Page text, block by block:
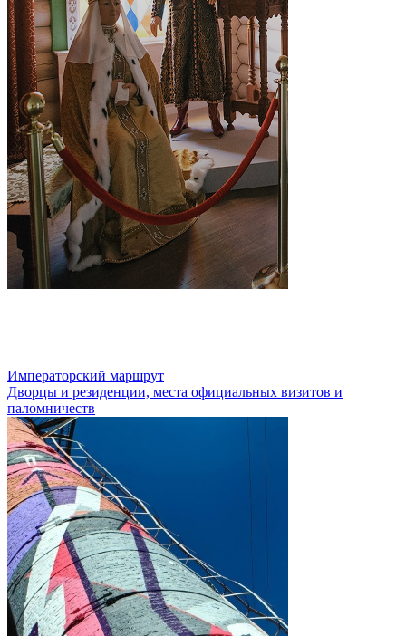
Императорский маршрут
Дворцы и резиденции, места официальных визитов и
паломничеств